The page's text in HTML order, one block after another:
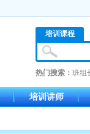
培训课程
热门搜索： 班组
培训讲师